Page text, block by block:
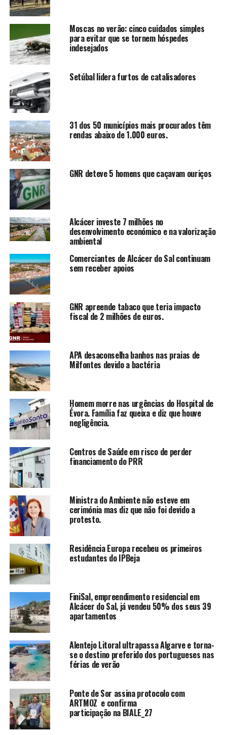
Moscas no verão: cinco cuidados simples
para evitar que se tornem hóspedes
indesejados
Setúbal lidera furtos de catalisadores
31 dos 50 municípios mais procurados têm
rendas abaixo de 1.000 euros.
GNR deteve 5 homens que caçavam ouriços
Alcácer investe 7 milhões no
desenvolvimento económico e na valorização
ambiental
Comerciantes de Alcácer do Sal continuam
sem receber apoios
GNR apreende tabaco que teria impacto
fiscal de 2 milhões de euros.
APA desaconselha banhos nas praias de
Milfontes devido a bactéria
Homem morre nas urgências do Hospital de
Évora. Família faz queixa e diz que houve
negligência.
Centros de Saúde em risco de perder
financiamento do PRR
Ministra do Ambiente não esteve em
cerimónia mas diz que não foi devido a
protesto.
Residência Europa recebeu os primeiros
estudantes do IPBeja
FiniSal, empreendimento residencial em
Alcácer do Sal, já vendeu 50% dos seus 39
apartamentos
Alentejo Litoral ultrapassa Algarve e torna-
se o destino preferido dos portugueses nas
férias de verão
Ponte de Sor assina protocolo com
ARTMOZ e confirma
participação na BIALE_27